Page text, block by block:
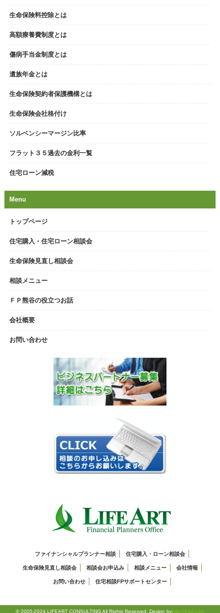
生命保険料控除とは
高額療養費制度とは
傷病手当金制度とは
遺族年金とは
生命保険契約者保護機構とは
生命保険会社格付け
ソルベンシーマージン比率
フラット３５過去の金利一覧
住宅ローン減税
Menu
トップページ
住宅購入・住宅ローン相談会
生命保険見直し相談会
相談メニュー
ＦＰ熊谷の役立つお話
会社概要
お問い合わせ
ファイナンシャルプランナー相談 住宅購入・ローン相談会
生命保険見直し相談会 相談会お申込み 相談メニュー 会社情報
お問い合わせ 住宅相談FPサポートセンター
© 2005-2024 LIFEART CONSULTING All Rights Reserved. Design byhttp://f-tpl.com